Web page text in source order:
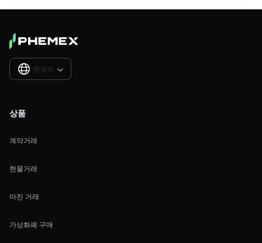
한국어 
상품
계약거래
현물거래
마진 거래
가상화폐 구매